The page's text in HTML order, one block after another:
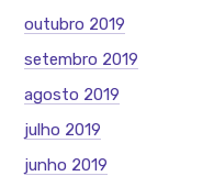
outubro 2019
setembro 2019
agosto 2019
julho 2019
junho 2019